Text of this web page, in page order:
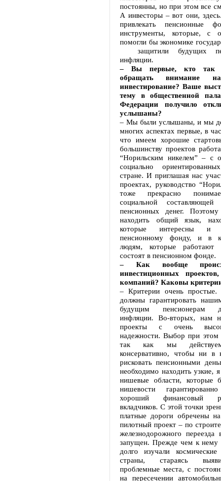
постоянны, но при этом все
А инвесторы – вот они,
привлекать пенсионные
инструменты, которые, с
помогли бы экономике
защитили будущих
инфляции.
– Вы первые, кто так
обращать внимание
инвестирование? Ваше
тему в общественной
Федерации получило
услышаны?
– Мы были услышаны, и мы
многих аспектах первые, в
что имеем хорошие
большинству проектов
“Норильским никелем” – с
социально
стране. И приглашая нас
проектах, руководство
тоже прекрасно
социальной
пенсионных денег.
находить общий язык,
которые интересны и
пенсионному фонду, и в
людям, которые
состоят в пенсионном фонде.
– Как вообще
инвестиционных
компаний? Каковы
– Критерии очень
должны гарантировать
будущим пенсионерам
инфляции. Во-вторых, нам
проекты с очень
надежности. Выбор при этом
так как мы действуем
консервативно, чтобы ни в
рисковать пенсионными
необходимо находить узкие,
нишевые области, которые
нишевости
хороший финансовый
вкладчиков. С этой точки
платные дороги обречены
пилотный проект – по
железнодорожного
запущен. Прежде чем к нему
долго изучали
страны, стараясь
проблемные места, с
на пересечении